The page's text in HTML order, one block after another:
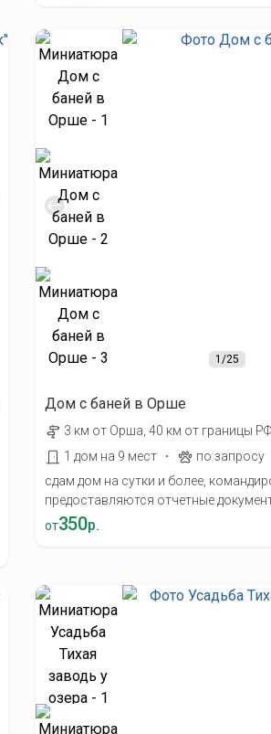
1/25
Дом с баней в Орше
3 км от Орша, 40 км от границы РФ
1 дом на 9 мест
·
по запросу
сдам дом на сутки и более,
предоставляются отчетные
от350р.